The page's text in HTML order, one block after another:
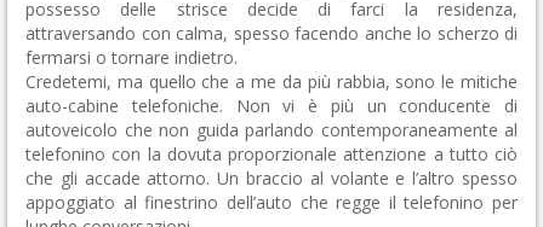
possesso delle strisce decide di farci la residenza,
attraversando con calma, spesso facendo anche lo scherzo di
fermarsi o tornare indietro.
Credetemi, ma quello che a me da più rabbia, sono le mitiche
auto-cabine telefoniche. Non vi è più un conducente di
autoveicolo che non guida parlando contemporaneamente al
telefonino con la dovuta proporzionale attenzione a tutto ciò
che gli accade attorno. Un braccio al volante e l’altro spesso
appoggiato al finestrino dell’auto che regge il telefonino per